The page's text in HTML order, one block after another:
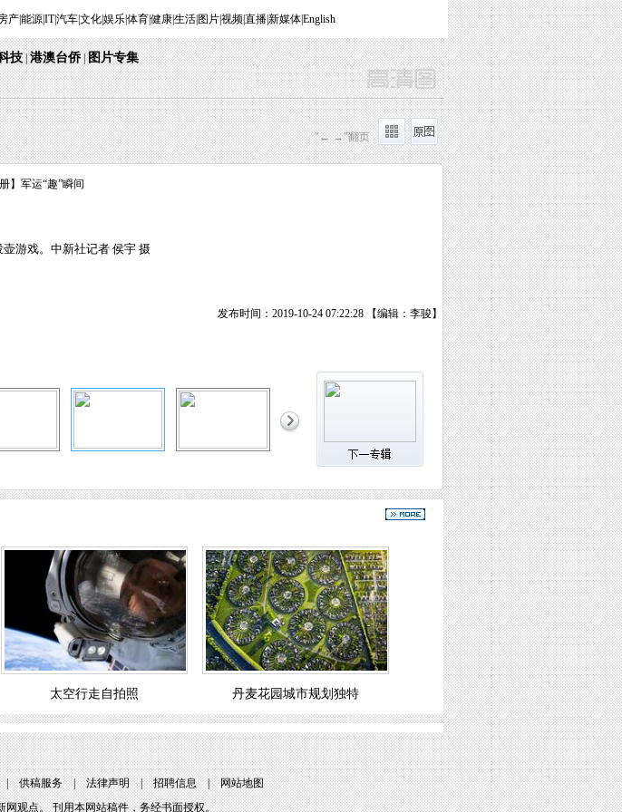
产|能源|IT|汽车|文化|娱乐|体育|健康|生活| 图片|视频|直播|新媒体|English
技|港澳台侨|图片专集
"← →"翻页
游戏。中新社记者 侯宇 摄
发布时间：2019-10-24 07:22:28 【编辑：李骏】
太空行走自拍照 丹麦花园城市规划独特
供稿服务|法律声明|招聘信息|网站地图
观点。 刊用本网站稿件，务经书面授权。